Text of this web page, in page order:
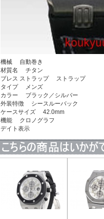
機械 自動巻き
材質名 チタン
ブレス ストラップ ストラップ
タイプ メンズ
カラー ブラック／シルバー
外装特徴 シースルーバック
ケースサイズ 42.0mm
機能 クロノグラフ
デイト表示